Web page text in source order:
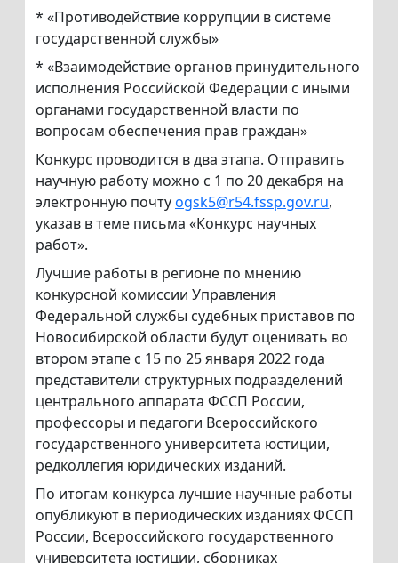
* «Противодействие коррупции в системе
государственной службы»
* «Взаимодействие органов принудительного
исполнения Российской Федерации с иными
органами государственной власти по
вопросам обеспечения прав граждан»
Конкурс проводится в два этапа. Отправить
научную работу можно с 1 по 20 декабря на
электронную почтуogsk5@r54.fssp.gov.ru,
указав в теме письма «Конкурс научных
работ».
Лучшие работы в регионе по мнению
конкурсной комиссии Управления
Федеральной службы судебных приставов по
Новосибирской области будут оценивать во
втором этапе с 15 по 25 января 2022 года
представители структурных подразделений
центрального аппарата ФССП России,
профессоры и педагоги Всероссийского
государственного университета юстиции,
редколлегия юридических изданий.
По итогам конкурса лучшие научные работы
опубликуют в периодических изданиях ФССП
России, Всероссийского государственного
университета юстиции, сборниках